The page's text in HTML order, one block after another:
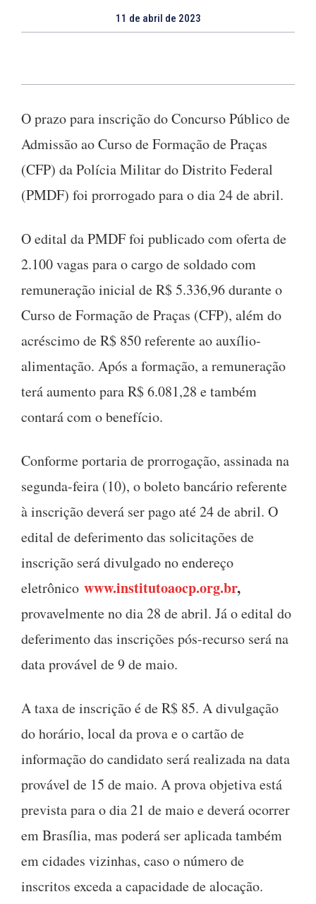
11 de abril de 2023
O prazo para inscrição do Concurso Público de
Admissão ao Curso de Formação de Praças
(CFP) da Polícia Militar do Distrito Federal
(PMDF) foi prorrogado para o dia 24 de abril.
O edital da PMDF foi publicado com oferta de
2.100 vagas para o cargo de soldado com
remuneração inicial de R$ 5.336,96 durante o
Curso de Formação de Praças (CFP), além do
acréscimo de R$ 850 referente ao auxílio-
alimentação. Após a formação, a remuneração
terá aumento para R$ 6.081,28 e também
contará com o benefício.
Conforme portaria de prorrogação, assinada na
segunda-feira (10), o boleto bancário referente
à inscrição deverá ser pago até 24 de abril. O
edital de deferimento das solicitações de
inscrição será divulgado no endereço
eletrônico www.institutoaocp.org.br,
provavelmente no dia 28 de abril. Já o edital do
deferimento das inscrições pós-recurso será na
data provável de 9 de maio.
A taxa de inscrição é de R$ 85. A divulgação
do horário, local da prova e o cartão de
informação do candidato será realizada na data
provável de 15 de maio. A prova objetiva está
prevista para o dia 21 de maio e deverá ocorrer
em Brasília, mas poderá ser aplicada também
em cidades vizinhas, caso o número de
inscritos exceda a capacidade de alocação.